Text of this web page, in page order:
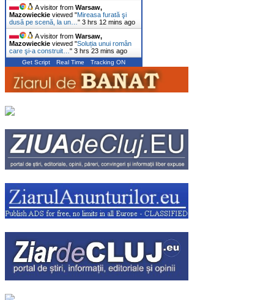
A visitor from Warsaw,
Mazowieckie viewed "Mireasa furată şi
dusă pe scenă, la un… " 3 hrs 12 mins ago
A visitor from Warsaw,
Mazowieckie viewed "Soluția unui român
care şi-a construit… " 3 hrs 23 mins ago
Get Script Real Time Tracking ON